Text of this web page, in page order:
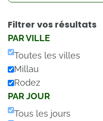
Filtrer vos résultats
PAR VILLE
Toutes les villes
Millau
Rodez
PAR JOUR
Tous les jours